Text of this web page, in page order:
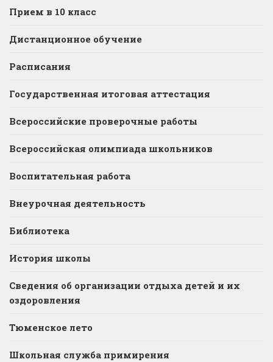
Прием в 10 класс
Дистанционное обучение
Расписания
Государственная итоговая аттестация
Всероссийские проверочные работы
Всероссийская олимпиада школьников
Воспитательная работа
Внеурочная деятельность
Библиотека
История школы
Сведения об организации отдыха детей и их
оздоровления
Тюменское лето
Школьная служба примирения